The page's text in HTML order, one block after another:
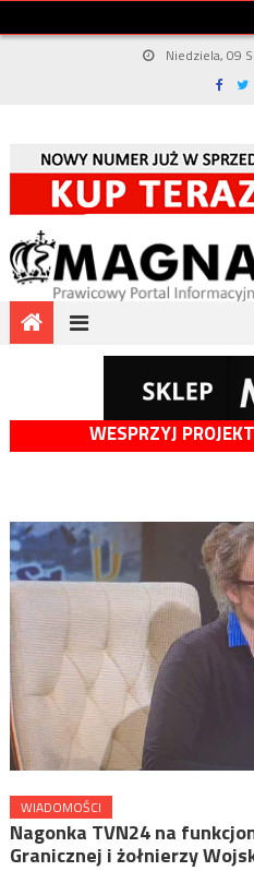
Niedziela, 09
WESPRZYJ
WIADOMOŚCI
Nagonka TVN24 na
Granicznej i żołnierzy